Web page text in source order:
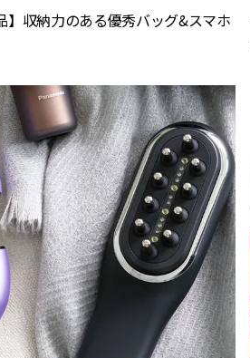
】収納力のある優秀バッグ&スマホ